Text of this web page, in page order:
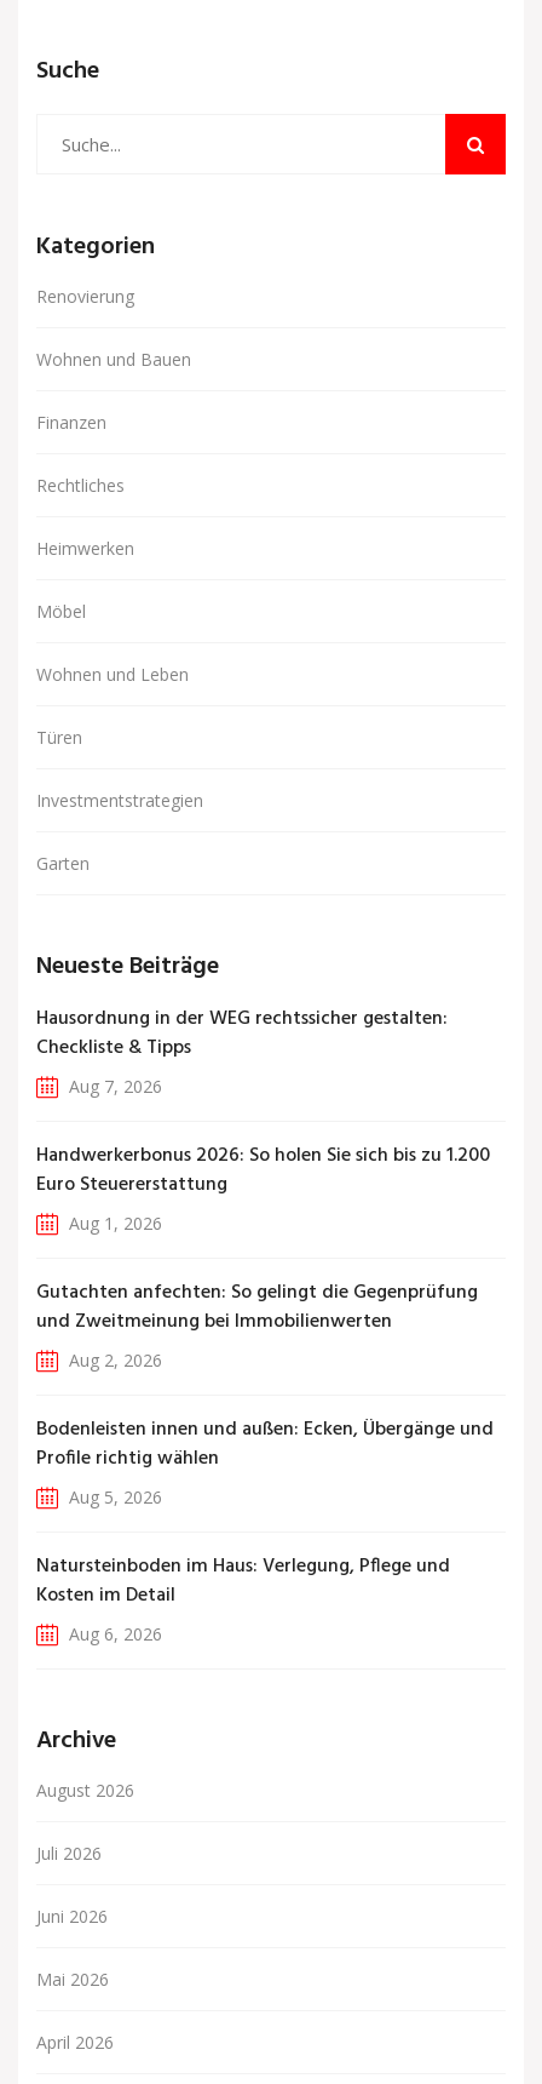
seine Oberfläche zu gefährden. Entdecken Sie
stilvolle Wohnzimmereinrichtungen.
Suche
Kategorien
Renovierung
Wohnen und Bauen
Finanzen
Rechtliches
Heimwerken
Möbel
Wohnen und Leben
Türen
Investmentstrategien
Garten
Neueste Beiträge
Hausordnung in der WEG rechtssicher gestalten:
Checkliste & Tipps
Aug 7, 2026
Handwerkerbonus 2026: So holen Sie sich bis zu 1.200
Euro Steuererstattung
Aug 1, 2026
Gutachten anfechten: So gelingt die Gegenprüfung
und Zweitmeinung bei Immobilienwerten
Aug 2, 2026
Bodenleisten innen und außen: Ecken, Übergänge und
Profile richtig wählen
Aug 5, 2026
Natursteinboden im Haus: Verlegung, Pflege und
Kosten im Detail
Aug 6, 2026
Archive
August 2026
Juli 2026
Juni 2026
Mai 2026
April 2026